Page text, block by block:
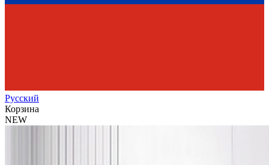
Русский
Корзина
NEW